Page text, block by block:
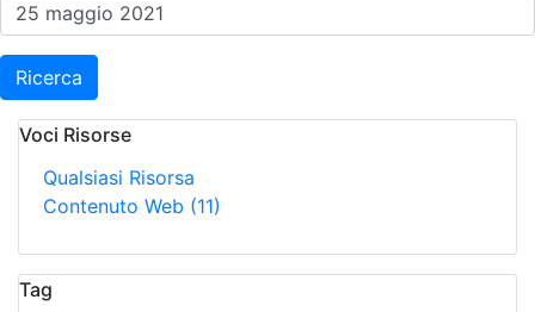
Ricerca
Voci Risorse
Qualsiasi Risorsa
Contenuto Web (11)
Tag